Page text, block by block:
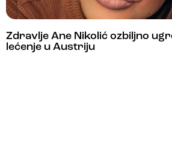
Zdravlje Ane Nikolić ozbiljno
lećenje u Austriju